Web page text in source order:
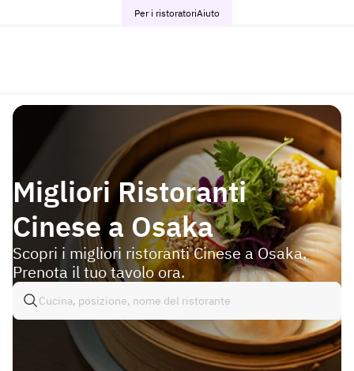
Per i ristoratoriAiuto
Migliori Ristoranti
Cinese a Osaka
Scopri i migliori ristoranti Cinese a Osaka.
Prenota il tuo tavolo ora.